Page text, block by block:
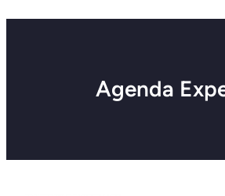
Agenda